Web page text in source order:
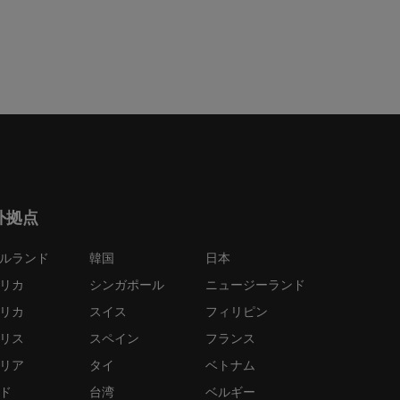
拠点
ランド
カ
カ
ス
ア
韓国
シンガポール
スイス
スペイン
タイ
台湾
日本
ニュージーランド
フィリピン
フランス
ベトナム
ベルギー